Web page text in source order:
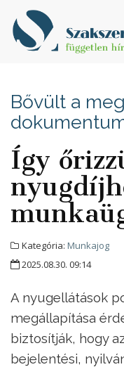
Bővült a
Így
Kategória: Munkajog
2025.08.30. 09:14
A nyugellátások
megállapítása
biztosítják, hogy
bejelentési,